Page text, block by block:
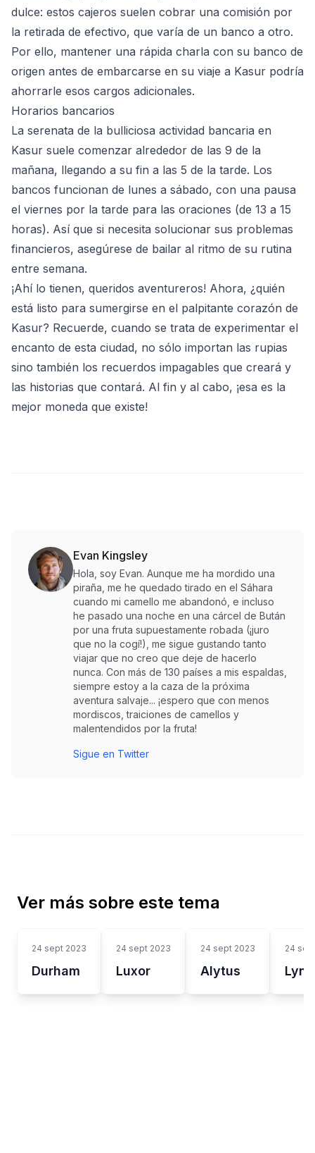
dulce: estos cajeros suelen cobrar una comisión por
la retirada de efectivo, que varía de un banco a otro.
Por ello, mantener una rápida charla con su banco de
origen antes de embarcarse en su viaje a Kasur podría
ahorrarle esos cargos adicionales.
Horarios bancarios
La serenata de la bulliciosa actividad bancaria en
Kasur suele comenzar alrededor de las 9 de la
mañana, llegando a su fin a las 5 de la tarde. Los
bancos funcionan de lunes a sábado, con una pausa
el viernes por la tarde para las oraciones (de 13 a 15
horas). Así que si necesita solucionar sus problemas
financieros, asegúrese de bailar al ritmo de su rutina
entre semana.
¡Ahí lo tienen, queridos aventureros! Ahora, ¿quién
está listo para sumergirse en el palpitante corazón de
Kasur? Recuerde, cuando se trata de experimentar el
encanto de esta ciudad, no sólo importan las rupias
sino también los recuerdos impagables que creará y
las historias que contará. Al fin y al cabo, ¡esa es la
mejor moneda que existe!
Evan Kingsley
Hola, soy Evan. Aunque me ha mordido una
piraña, me he quedado tirado en el Sáhara
cuando mi camello me abandonó, e incluso
he pasado una noche en una cárcel de Bután
por una fruta supuestamente robada (¡juro
que no la cogí!), me sigue gustando tanto
viajar que no creo que deje de hacerlo
nunca. Con más de 130 países a mis espaldas,
siempre estoy a la caza de la próxima
aventura salvaje... ¡espero que con menos
mordiscos, traiciones de camellos y
malentendidos por la fruta!
Sigue en Twitter
Ver más sobre este tema
24 sept 2023
Durham
24 sept 2023
Luxor
24 sept 2023
Alytus
24